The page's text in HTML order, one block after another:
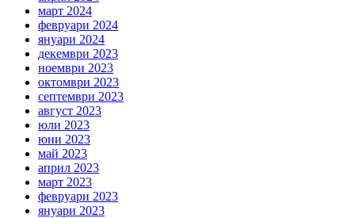
март 2024
февруари 2024
януари 2024
декември 2023
ноември 2023
октомври 2023
септември 2023
август 2023
юли 2023
юни 2023
май 2023
април 2023
март 2023
февруари 2023
януари 2023